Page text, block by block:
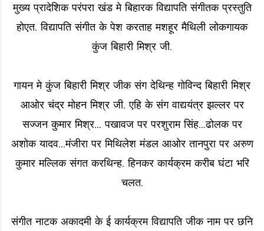
मुख्य प्रादेशिक परंपरा खंड मे बिहारक विद्यापति संगीतक प्रस्तुति
होएत. विद्यापति संगीत के पेश करताह मशहूर मैथिली लोकगायक
कुंज बिहारी मिश्र जी.
गायन मे कुंज बिहारी मिश्र जीक संग देथिन्ह गोविन्द बिहारी मिश्र
आओर चंद्र मोहन मिश्र जी. एहि के संग वाद्ययंत्र झल्लर पर
सज्जन कुमार मिश्र... पखावज पर परशुराम सिंह...ढोलक पर
अशोक यादव...मंजीरा पर मिथिलेश मंडल आओर तानपुरा पर अरुण
कुमार मल्लिक संगत करथिन्ह. हिनकर कार्यक्रम करीब घंटा भरि
चलत.
संगीत नाटक अकादमी के ई कार्यक्रम विद्यापति जीक नाम पर छनि